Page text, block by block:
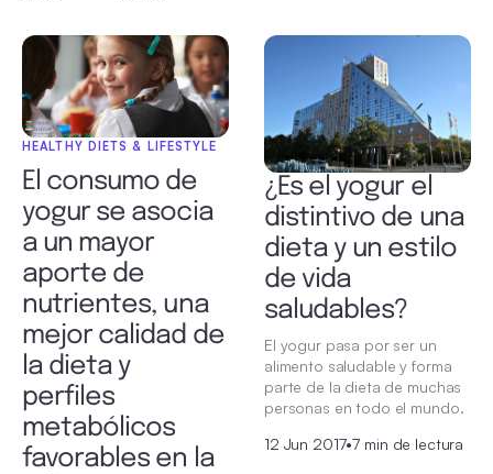
HEALTHY DIETS & LIFESTYLE
El consumo de
yogur se asocia
a un mayor
aporte de
nutrientes, una
mejor calidad de
la dieta y
perfiles
metabólicos
favorables en la
¿Es el yogur el
distintivo de una
dieta y un estilo
de vida
saludables?
El yogur pasa por ser un
alimento saludable y forma
parte de la dieta de muchas
personas en todo el mundo.
12 Jun 2017•7 min de lectura